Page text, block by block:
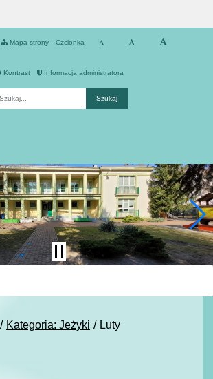
Mapa strony Czcionka
Kontrast Informacja administratora
Kategoria: Jeżyki Luty